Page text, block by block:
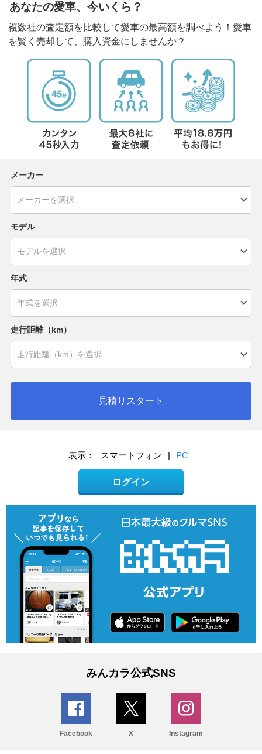
あなたの愛車、今いくら？
複数社の査定額を比較して愛車の最高額を調べよう！愛車
を賢く売却して、購入資金にしませんか？
メーカー
モデル
年式
走行距離（km）
見積りスタート
表示： スマートフォン | PC
ログイン
みんカラ公式SNS
Facebook X Instagram